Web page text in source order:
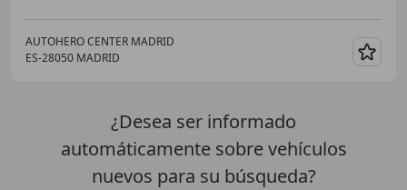
AUTOHERO CENTER MADRID
ES-28050 MADRID
¿Desea ser informado
automáticamente sobre vehículos
nuevos para su búsqueda?